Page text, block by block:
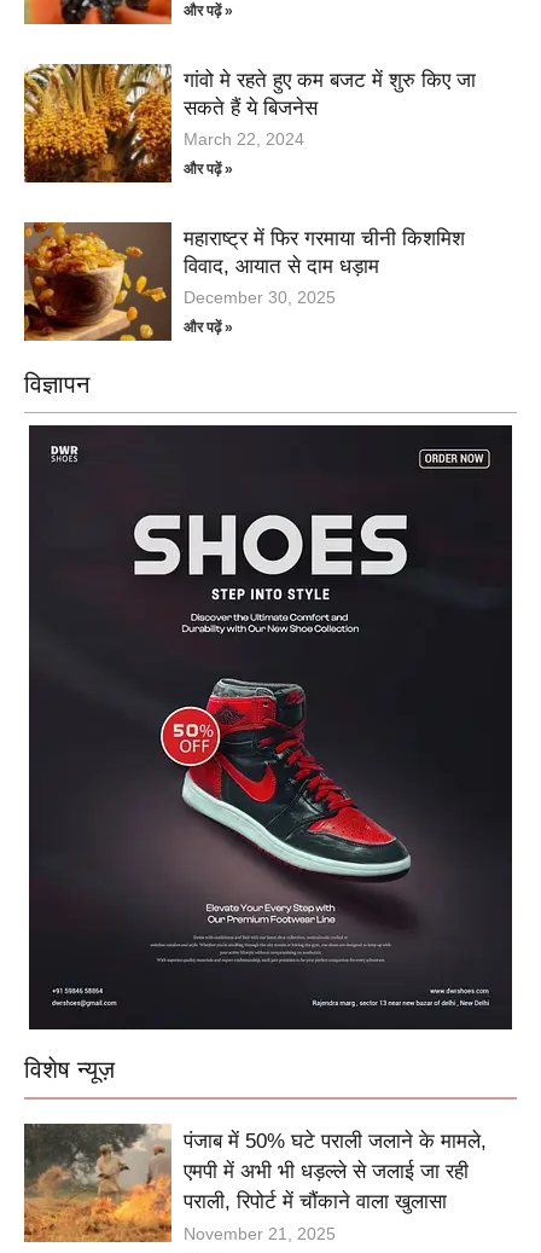
और पढ़ें »
गांवो मे रहते हुए कम बजट में शुरु किए जा
सकते हैं ये बिजनेस
March 22, 2024
और पढ़ें »
महाराष्ट्र में फिर गरमाया चीनी किशमिश
विवाद, आयात से दाम धड़ाम
December 30, 2025
और पढ़ें »
विज्ञापन
विशेष न्यूज़
पंजाब में 50% घटे पराली जलाने के मामले,
एमपी में अभी भी धड़ल्ले से जलाई जा रही
पराली, रिपोर्ट में चौंकाने वाला खुलासा
November 21, 2025